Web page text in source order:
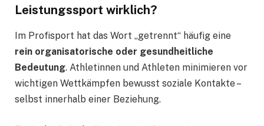
Leistungssport wirklich?
Im Profisport hat das Wort „getrennt“ häufig eine
rein organisatorische oder gesundheitliche
Bedeutung. Athletinnen und Athleten minimieren vor
wichtigen Wettkämpfen bewusst soziale Kontakte –
selbst innerhalb einer Beziehung.